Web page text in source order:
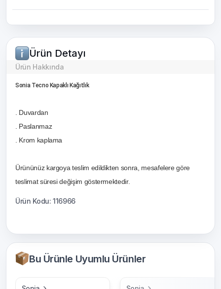
Bu Ürünle Uyumlu Ürünler
Ürün Detayı
Ürün Hakkında
Sonia Tecno Kapaklı Kağıtlık
. Duvardan
. Paslanmaz
. Krom kaplama
Ürününüz kargoya teslim edildikten sonra, mesafelere göre
teslimat süresi değişim göstermektedir.
Ürün Kodu: 116966